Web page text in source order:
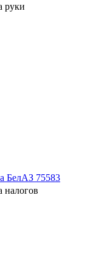
руки
БелАЗ 75583
налогов